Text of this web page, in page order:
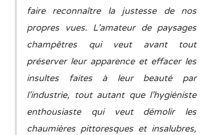
faire reconnaître la justesse de nos
propres vues. L’amateur de paysages
champêtres qui veut avant tout
préserver leur apparence et effacer les
insultes faites à leur beauté par
l’industrie, tout autant que l’hygiéniste
enthousiaste qui veut démolir les
chaumières pittoresques et insalubres,